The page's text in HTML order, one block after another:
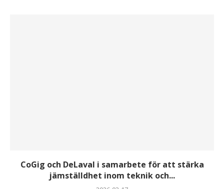
CoGig och DeLaval i samarbete för att stärka
jämställdhet inom teknik och...